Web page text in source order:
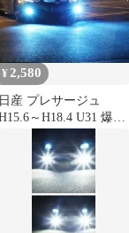
¥ 2,580
日産 プレサージュ
～H18.4 U31 爆光
単色 H8/H11/H16 LED
フォグランプ バルブ 球
2個SET 特注ハイパワ
ーLEDチップ搭載 ポン
付け 新品 送料込み Bタ